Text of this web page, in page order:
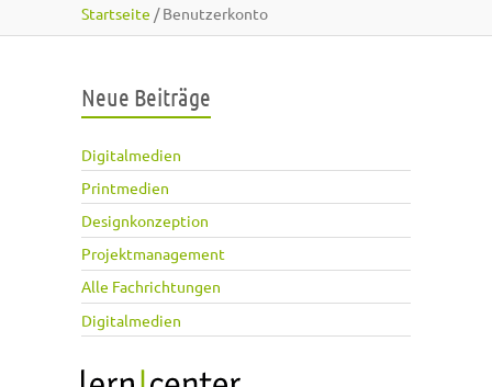
Startseite / Benutzerkonto
Neue Beiträge
Digitalmedien
Printmedien
Designkonzeption
Projektmanagement
Alle Fachrichtungen
Digitalmedien